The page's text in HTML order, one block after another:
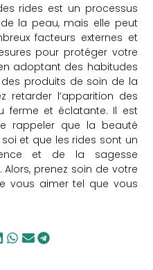
rides est un processus
la peau, mais elle peut
facteurs externes et
pour protéger votre
adoptant des habitudes
produits de soin de la
retarder l’apparition des
ferme et éclatante. Il est
rappeler que la beauté
et que les rides sont un
et de la sagesse
prenez soin de votre
vous aimer tel que vous